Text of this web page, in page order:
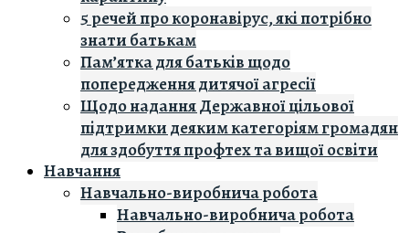
5 речей про коронавірус, які потрібно
знати батькам
Пам’ятка для батьків щодо
попередження дитячої агресії
Щодо надання Державної цільової
підтримки деяким категоріям громадян
для здобуття профтех та вищої освіти
Навчання
Навчально-виробнича робота
Навчально-виробнича робота